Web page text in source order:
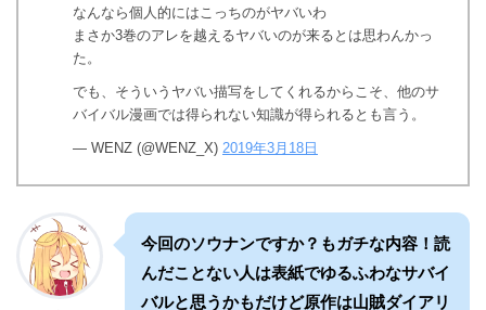
なんなら個人的にはこっちのがヤバいわ
まさか3巻のアレを越えるヤバいのが来るとは思わんかっ
た。
でも、そういうヤバい描写をしてくれるからこそ、他のサ
バイバル漫画では得られない知識が得られるとも言う。
— WENZ (@WENZ_X) 2019年3月18日
今回のソウナンですか？もガチな内容！読
んだことない人は表紙でゆるふわなサバイ
バルと思うかもだけど原作は山賊ダイアリ